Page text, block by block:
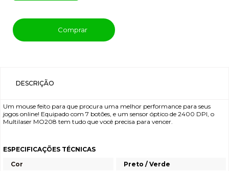
Comprar
DESCRIÇÃO
Um mouse feito para que procura uma melhor performance para seus
jogos online! Equipado com 7 botões, e um sensor óptico de 2400 DPI, o
Multilaser MO208 tem tudo que você precisa para vencer.
ESPECIFICAÇÕES TÉCNICAS
Cor
Preto / Verde